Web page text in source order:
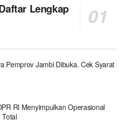
Lengkap
Pemprov Jambi Dibuka. Cek Syarat
RI Menyimpulkan Operasional
Total